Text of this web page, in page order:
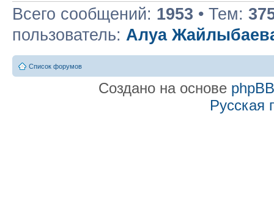
Всего сообщений: 1953 • Тем:
пользователь: Алуа
Список форумов
Создано на основе phpBB
Русская